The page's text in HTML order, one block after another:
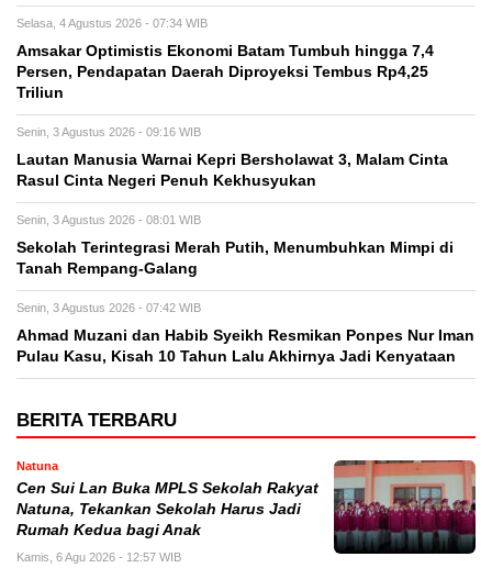
Selasa, 4 Agustus 2026 - 07:34 WIB
Amsakar Optimistis Ekonomi Batam Tumbuh hingga 7,4
Persen, Pendapatan Daerah Diproyeksi Tembus Rp4,25
Triliun
Senin, 3 Agustus 2026 - 09:16 WIB
Lautan Manusia Warnai Kepri Bersholawat 3, Malam Cinta
Rasul Cinta Negeri Penuh Kekhusyukan
Senin, 3 Agustus 2026 - 08:01 WIB
Sekolah Terintegrasi Merah Putih, Menumbuhkan Mimpi di
Tanah Rempang-Galang
Senin, 3 Agustus 2026 - 07:42 WIB
Ahmad Muzani dan Habib Syeikh Resmikan Ponpes Nur Iman
Pulau Kasu, Kisah 10 Tahun Lalu Akhirnya Jadi Kenyataan
BERITA TERBARU
Natuna
Cen Sui Lan Buka MPLS Sekolah Rakyat
Natuna, Tekankan Sekolah Harus Jadi
Rumah Kedua bagi Anak
Kamis, 6 Agu 2026 - 12:57 WIB